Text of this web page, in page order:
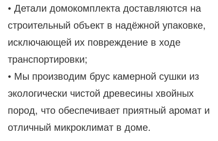
• Детали домокомплекта доставляются на
строительный объект в надёжной упаковке,
исключающей их повреждение в ходе
транспортировки;
• Мы производим брус камерной сушки из
экологически чистой древесины хвойных
пород, что обеспечивает приятный аромат и
отличный микроклимат в доме.